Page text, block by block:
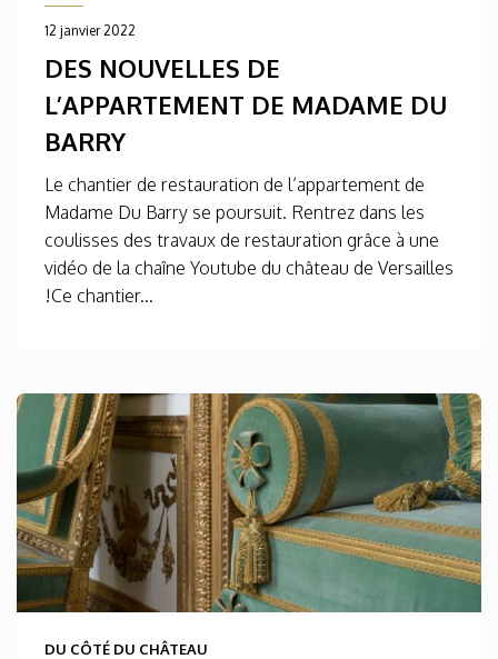
12 janvier 2022
DES NOUVELLES DE
L’APPARTEMENT DE MADAME DU
BARRY
Le chantier de restauration de l’appartement de
Madame Du Barry se poursuit. Rentrez dans les
coulisses des travaux de restauration grâce à une
vidéo de la chaîne Youtube du château de Versailles
!Ce chantier...
DU CÔTÉ DU CHÂTEAU